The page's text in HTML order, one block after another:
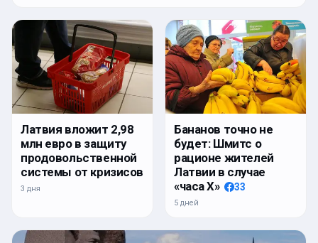
Латвия вложит 2,98
млн евро в защиту
продовольственной
системы от кризисов
3 дня
Бананов точно не
будет: Шмитс о
рационе жителей
Латвии в случае
«часа Х»
33
5 дней